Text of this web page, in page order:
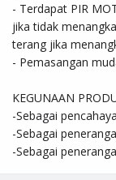
- Terdapat PIR
jika tidak
terang jika
- Pemasangan
KEGUNAAN
-Sebagai
-Sebagai
-Sebagai